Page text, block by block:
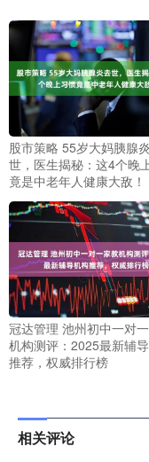
股市策略 55岁大妈胰腺
世，医生揭秘：这4个晚
竟是中老年人健康大敌！
冠达管理 池州初中一对
机构测评：2025最新辅
推荐，权威排行榜
相关评论